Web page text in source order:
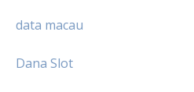
data macau
Dana Slot